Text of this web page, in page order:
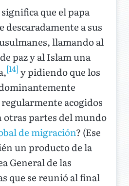
que el papa
descaradamente a sus
llamando al
paz y al Islam una
[14] y pidiendo que los
acogidos
otras partes del mundo
de migración? (Ese
un producto de la
General de las
que se reunió al final